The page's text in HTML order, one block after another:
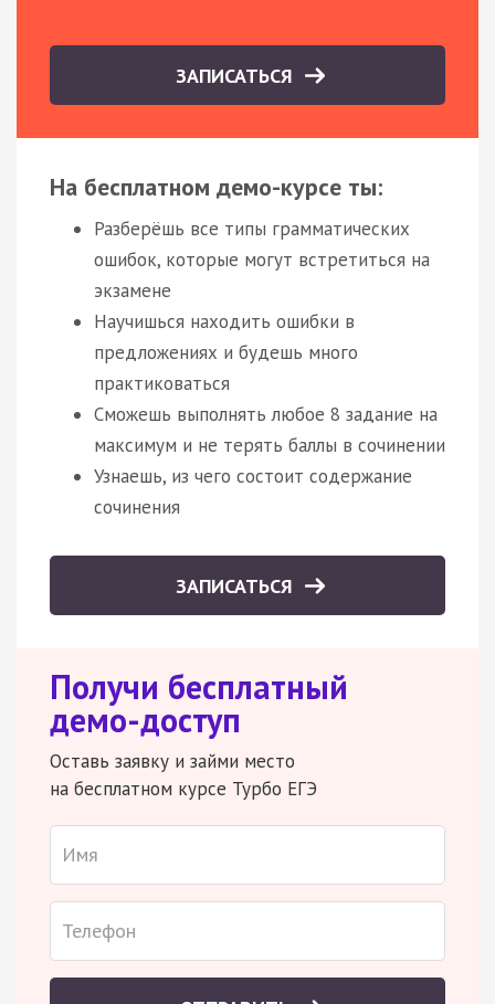
ЗАПИСАТЬСЯ
На бесплатном демо-курсе ты:
Разберёшь все типы грамматических
ошибок, которые могут встретиться на
экзамене
Научишься находить ошибки в
предложениях и будешь много
практиковаться
Сможешь выполнять любое 8 задание на
максимум и не терять баллы в сочинении
Узнаешь, из чего состоит содержание
сочинения
ЗАПИСАТЬСЯ
Получи бесплатный
демо-доступ
Оставь заявку и займи место
на бесплатном курсе Турбо ЕГЭ